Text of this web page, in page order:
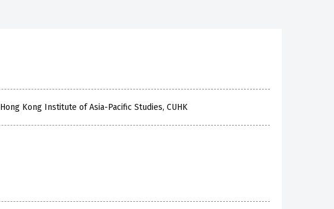
Hong Kong Institute of Asia-Pacific Studies, CUHK